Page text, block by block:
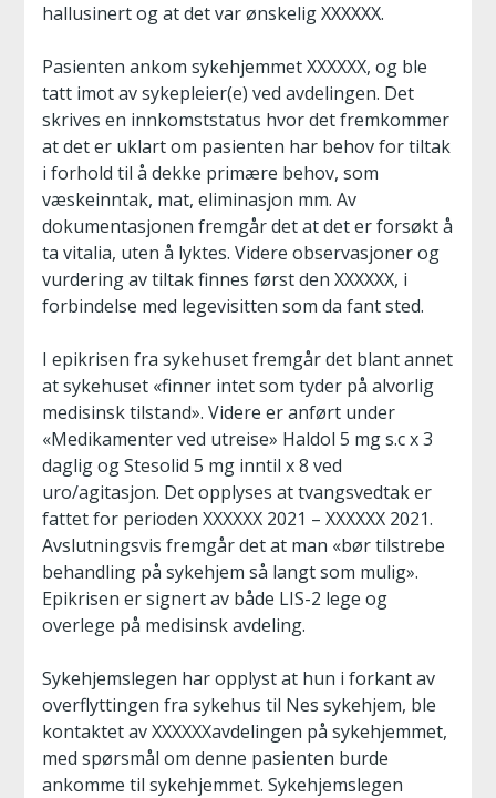
hallusinert og at det var ønskelig XXXXXX.
Pasienten ankom sykehjemmet XXXXXX, og ble
tatt imot av sykepleier(e) ved avdelingen. Det
skrives en innkomststatus hvor det fremkommer
at det er uklart om pasienten har behov for tiltak
i forhold til å dekke primære behov, som
væskeinntak, mat, eliminasjon mm. Av
dokumentasjonen fremgår det at det er forsøkt å
ta vitalia, uten å lyktes. Videre observasjoner og
vurdering av tiltak finnes først den XXXXXX, i
forbindelse med legevisitten som da fant sted.
I epikrisen fra sykehuset fremgår det blant annet
at sykehuset «finner intet som tyder på alvorlig
medisinsk tilstand». Videre er anført under
«Medikamenter ved utreise» Haldol 5 mg s.c x 3
daglig og Stesolid 5 mg inntil x 8 ved
uro/agitasjon. Det opplyses at tvangsvedtak er
fattet for perioden XXXXXX 2021 – XXXXXX 2021.
Avslutningsvis fremgår det at man «bør tilstrebe
behandling på sykehjem så langt som mulig».
Epikrisen er signert av både LIS-2 lege og
overlege på medisinsk avdeling.
Sykehjemslegen har opplyst at hun i forkant av
overflyttingen fra sykehus til Nes sykehjem, ble
kontaktet av XXXXXXavdelingen på sykehjemmet,
med spørsmål om denne pasienten burde
ankomme til sykehjemmet. Sykehjemslegen